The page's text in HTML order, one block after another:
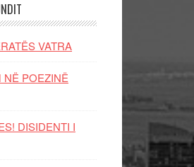
VATRA
NË POEZINË
DISIDENTI I